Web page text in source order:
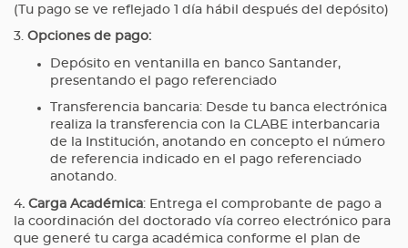
(Tu pago se ve reflejado 1 día hábil después del depósito)
3. Opciones de pago:
Depósito en ventanilla en banco Santander,
presentando el pago referenciado
Transferencia bancaria: Desde tu banca electrónica
realiza la transferencia con la CLABE interbancaria
de la Institución, anotando en concepto el número
de referencia indicado en el pago referenciado
anotando.
4. Carga Académica: Entrega el comprobante de pago a
la coordinación del doctorado vía correo electrónico para
que generé tu carga académica conforme el plan de